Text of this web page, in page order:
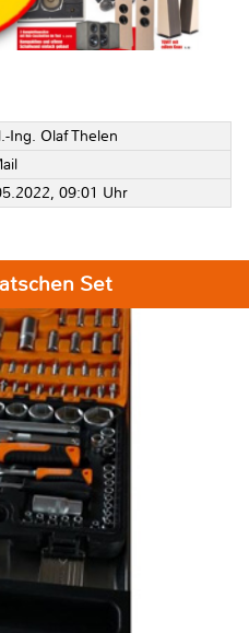
Ing. Olaf Thelen
09:01 Uhr
Set